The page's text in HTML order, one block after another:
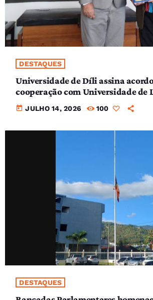
DESTAQUES
Universidade de Díli assina
cooperação com Universidade de
today JULHO 14, 2026 100
DESTAQUES